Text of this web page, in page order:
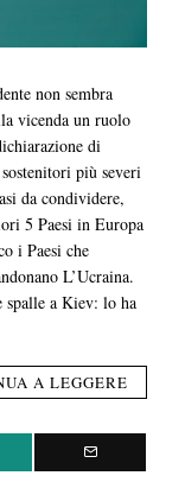
non sembra
vicenda un ruolo
di
più severi
da condividere,
5 Paesi in Europa
i Paesi che
L’Ucraina.
a Kiev: lo ha
A LEGGERE